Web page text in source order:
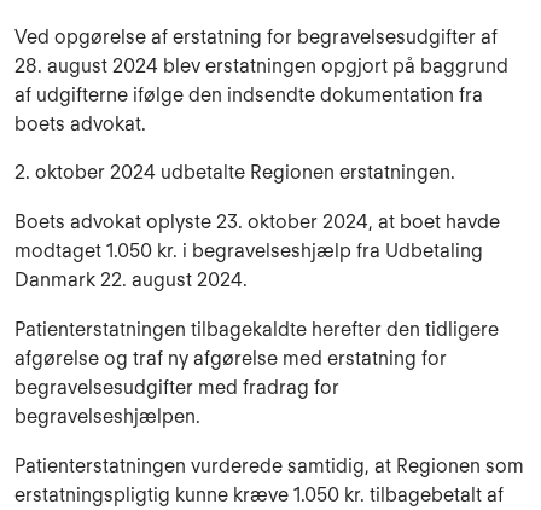
Ved opgørelse af erstatning for begravelsesudgifter af
28. august 2024 blev erstatningen opgjort på baggrund
af udgifterne ifølge den indsendte dokumentation fra
boets advokat.
2. oktober 2024 udbetalte Regionen erstatningen.
Boets advokat oplyste 23. oktober 2024, at boet havde
modtaget 1.050 kr. i begravelseshjælp fra Udbetaling
Danmark 22. august 2024.
Patienterstatningen tilbagekaldte herefter den tidligere
afgørelse og traf ny afgørelse med erstatning for
begravelsesudgifter med fradrag for
begravelseshjælpen.
Patienterstatningen vurderede samtidig, at Regionen som
erstatningspligtig kunne kræve 1.050 kr. tilbagebetalt af